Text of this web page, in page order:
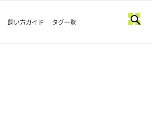
飼い方ガイド タグ一覧